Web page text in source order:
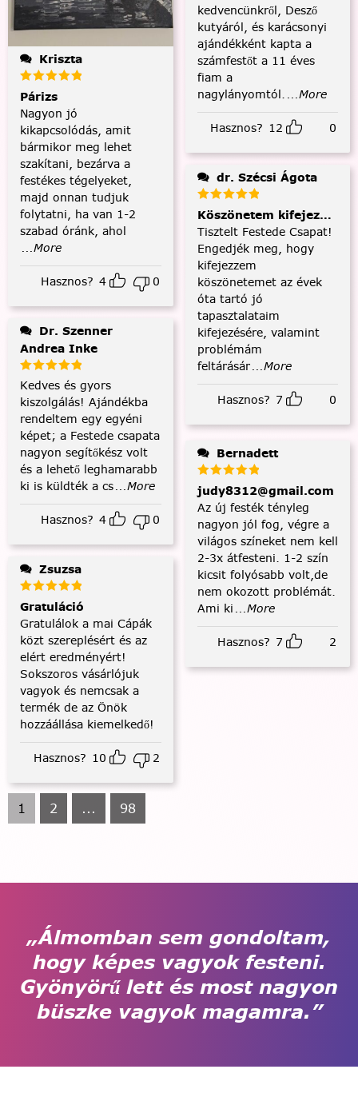
Kriszta
Párizs
Nagyon jó
kikapcsolódás, amit
bármikor meg lehet
szakítani, bezárva a
festékes tégelyeket,
majd onnan tudjuk
folytatni, ha van 1-2
szabad óránk, ahol
...More
Hasznos? 4 0
Andrea Inke
Kedves és gyors
kiszolgálás! Ajándékba
rendeltem egy egyéni
képet; a Festede csapata
nagyon segítőkész volt
és a lehető leghamarabb
ki is küldték a cs...More
Hasznos? 4 0
Zsuzsa
Gratuláció
Gratulálok a mai Cápák
közt szereplésért és az
elért eredményért!
Sokszoros vásárlójuk
vagyok és nemcsak a
termék de az Önök
hozzáállása kiemelkedő!
Hasznos? 10 2
kedvencünkről, Desző
kutyáról, és karácsonyi
ajándékként kapta a
számfestőt a 11 éves
fiam a
nagylányomtól. ...More
Hasznos? 12 0
dr. Szécsi Ágota
Köszönetem kifejezése
Tisztelt Festede Csapat!
Engedjék meg, hogy
kifejezzem
köszönetemet az évek
óta tartó jó
tapasztalataim
kifejezésére, valamint
problémám
feltárásár...More
Hasznos? 7 0
Bernadett
judy8312@gmail.com
Az új festék tényleg
nagyon jól fog, végre a
világos színeket nem kell
2-3x átfesteni. 1-2 szín
kicsit folyósabb volt,de
nem okozott problémát.
Ami ki ...More
Hasznos? 7 2
1 2 ... 98
„Álmomban sem gondoltam,
hogy képes vagyok festeni.
Gyönyörű lett és most nagyon
büszke vagyok magamra.”